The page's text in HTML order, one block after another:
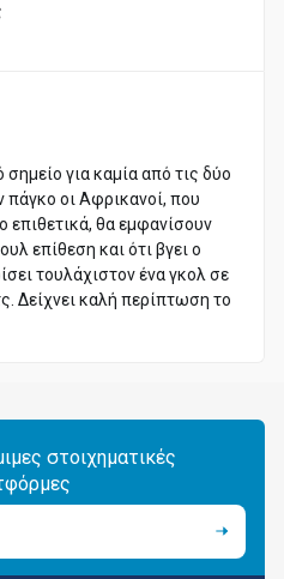
σημείο για καμία από τις δύο
πάγκο οι Αφρικανοί, που
επιθετικά, θα εμφανίσουν
επίθεση και ότι βγει ο
τουλάχιστον ένα γκολ σε
Δείχνει καλή περίπτωση το
στοιχηματικές